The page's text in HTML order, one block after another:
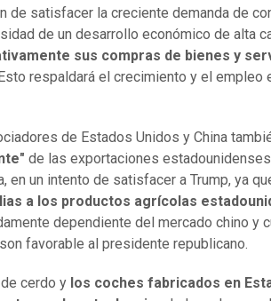
de satisfacer la creciente demanda de
de un desarrollo económico de alta
sus compras de bienes y
respaldará el crecimiento y el empleo
de Estados Unidos y China
de las exportaciones
en un intento de satisfacer a Trump, ya
a los productos agrícolas
dependiente del mercado chino y
favorable al presidente republicano.
cerdo y los coches fabricados en